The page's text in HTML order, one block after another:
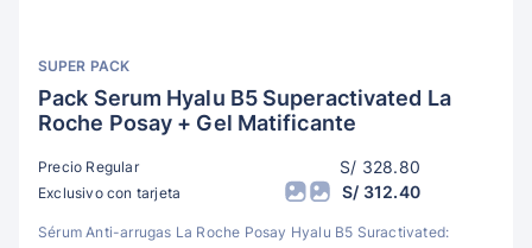
SUPER PACK
Pack Serum Hyalu B5 Superactivated La
Roche Posay + Gel Matificante
Precio Regular S/ 328.80
Exclusivo con tarjeta S/ 312.40
Sérum Anti-arrugas La Roche Posay Hyalu B5 Suractivated: